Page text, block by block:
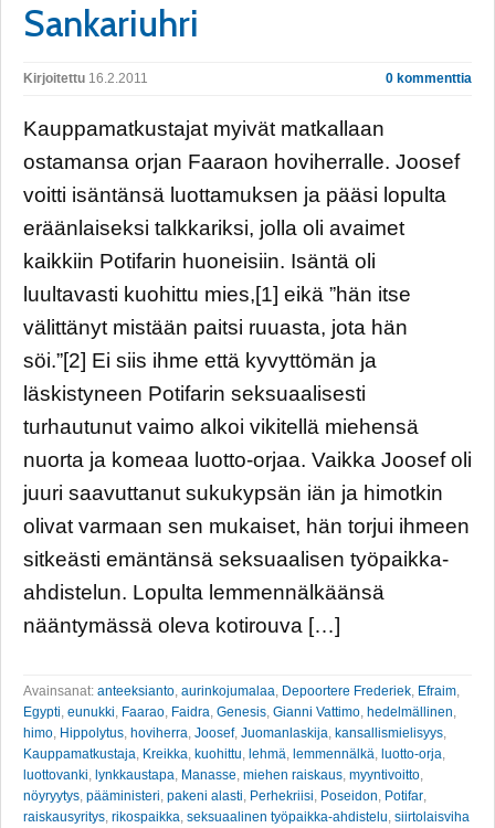
Sankariuhri
Kirjoitettu 16.2.2011 0 kommenttia
Kauppamatkustajat myivät matkallaan
ostamansa orjan Faaraon hoviherralle. Joosef
voitti isäntänsä luottamuksen ja pääsi lopulta
eräänlaiseksi talkkariksi, jolla oli avaimet
kaikkiin Potifarin huoneisiin. Isäntä oli
luultavasti kuohittu mies,[1] eikä ”hän itse
välittänyt mistään paitsi ruuasta, jota hän
söi.”[2] Ei siis ihme että kyvyttömän ja
läskistyneen Potifarin seksuaalisesti
turhautunut vaimo alkoi vikitellä miehensä
nuorta ja komeaa luotto-orjaa. Vaikka Joosef oli
juuri saavuttanut sukukypsän iän ja himotkin
olivat varmaan sen mukaiset, hän torjui ihmeen
sitkeästi emäntänsä seksuaalisen työpaikka-
ahdistelun. Lopulta lemmennälkäänsä
nääntymässä oleva kotirouva […]
Avainsanat: anteeksianto aurinkojumalaa Depoortere Frederiek Efraim
Egypti eunukki Faarao Faidra Genesis Gianni Vattimo hedelmällinen
himo Hippolytus hoviherra Joosef, Juomanlaskija kansallismielisyys
Kauppamatkustaja Kreikka kuohittu lehmä lemmennälkä luotto-orja
luottovanki lynkkaustapa Manasse miehen raiskaus myyntivoitto
nöyryytys pääministeri pakeni alasti Perhekriisi Poseidon Potifar
raiskausyritys rikospaikka seksuaalinen työpaikka-ahdistelu siirtolaisviha